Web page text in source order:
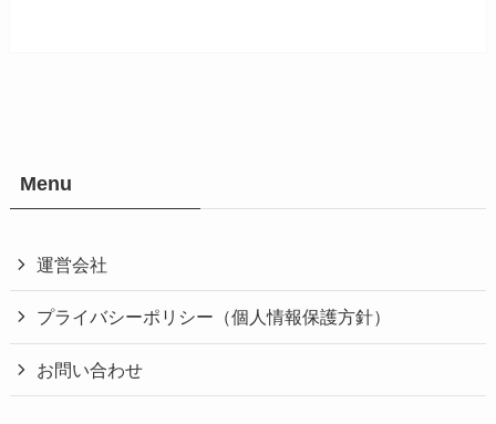
Menu
運営会社
プライバシーポリシー（個人情報保護方針）
お問い合わせ